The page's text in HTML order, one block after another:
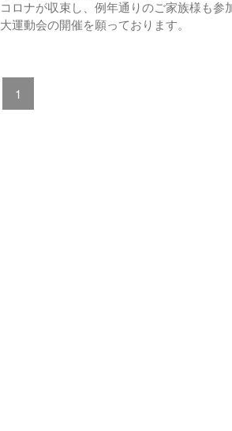
コロナが収束し、例年通りのご家族様も参
大運動会の開催を願っております。
1